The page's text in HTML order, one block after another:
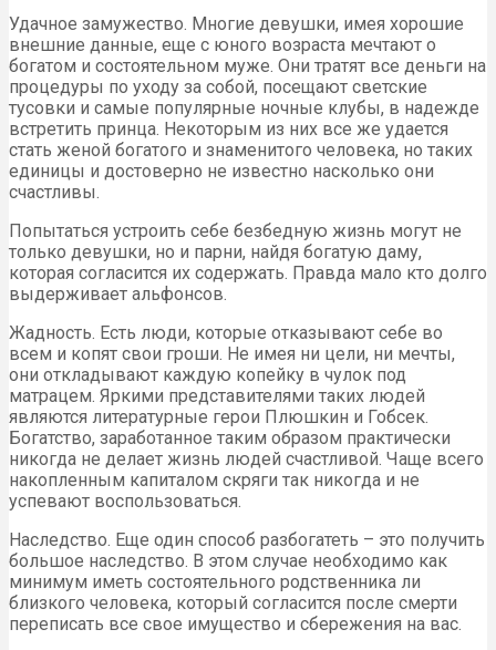
Удачное замужество. Многие девушки, имея хорошие
внешние данные, еще с юного возраста мечтают о
богатом и состоятельном муже. Они тратят все деньги на
процедуры по уходу за собой, посещают светские
тусовки и самые популярные ночные клубы, в надежде
встретить принца. Некоторым из них все же удается
стать женой богатого и знаменитого человека, но таких
единицы и достоверно не известно насколько они
счастливы.
Попытаться устроить себе безбедную жизнь могут не
только девушки, но и парни, найдя богатую даму,
которая согласится их содержать. Правда мало кто долго
выдерживает альфонсов.
Жадность. Есть люди, которые отказывают себе во
всем и копят свои гроши. Не имея ни цели, ни мечты,
они откладывают каждую копейку в чулок под
матрацем. Яркими представителями таких людей
являются литературные герои Плюшкин и Гобсек.
Богатство, заработанное таким образом практически
никогда не делает жизнь людей счастливой. Чаще всего
накопленным капиталом скряги так никогда и не
успевают воспользоваться.
Наследство. Еще один способ разбогатеть – это получить
большое наследство. В этом случае необходимо как
минимум иметь состоятельного родственника ли
близкого человека, который согласится после смерти
переписать все свое имущество и сбережения на вас.